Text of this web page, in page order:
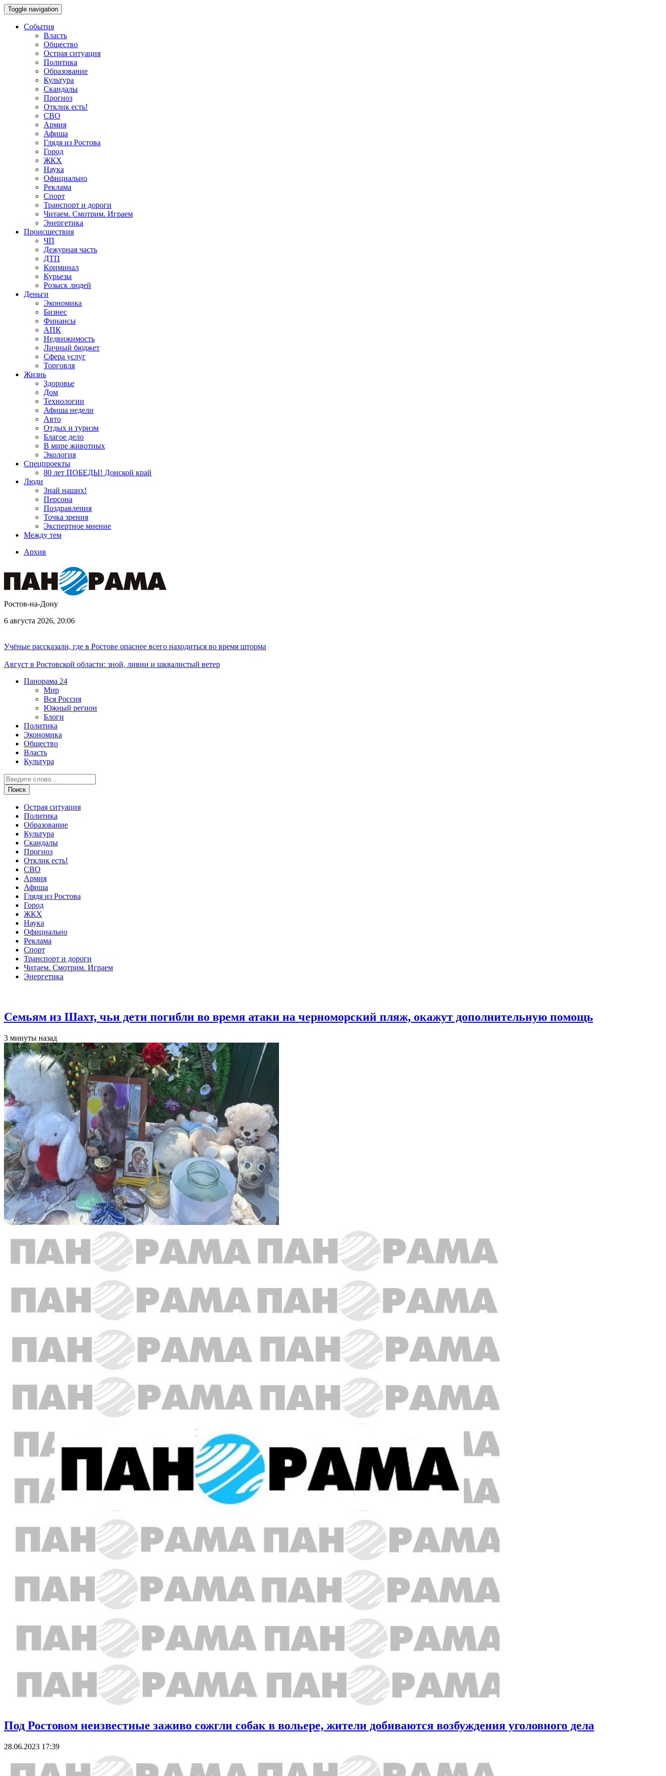
Toggle navigation
События
Власть
Общество
Острая ситуация
Политика
Образование
Культура
Скандалы
Прогноз
Отклик есть!
СВО
Армия
Афиша
Глядя из Ростова
Город
ЖКХ
Наука
Официально
Реклама
Спорт
Транспорт и дороги
Читаем. Смотрим. Играем
Энергетика
Происшествия
ЧП
Дежурная часть
ДТП
Криминал
Курьезы
Розыск людей
Деньги
Экономика
Бизнес
Финансы
АПК
Недвижимость
Личный бюджет
Сфера услуг
Торговля
Жизнь
Здоровье
Дом
Технологии
Афиша недели
Авто
Отдых и туризм
Благое дело
В мире животных
Экология
Спецпроекты
80 лет ПОБЕДЫ! Донской край
Люди
Знай наших!
Персона
Поздравления
Точка зрения
Экспертное мнение
Между тем
Архив
Ростов-на-Дону
6 августа 2026, 20:06
Учёные рассказали, где в Ростове опаснее всего находиться во время шторма
Август в Ростовской области: зной, ливни и шквалистый ветер
Панорама 24
Мир
Вся Россия
Южный регион
Блоги
Политика
Экономика
Общество
Власть
Культура
Острая ситуация
Политика
Образование
Культура
Скандалы
Прогноз
Отклик есть!
СВО
Армия
Афиша
Глядя из Ростова
Город
ЖКХ
Наука
Официально
Реклама
Спорт
Транспорт и дороги
Читаем. Смотрим. Играем
Энергетика
Семьям из Шахт, чьи дети погибли во время атаки на черноморский пляж, окажут дополнительную помощь
3 минуты назад
Под Ростовом неизвестные заживо сожгли собак в вольере, жители добиваются возбуждения уголовного дела
28.06.2023 17:39